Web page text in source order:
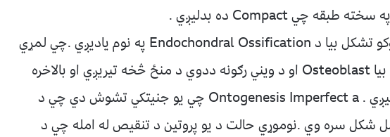
او د تني او نهاياتو هډوکو تشکل بيا د Endochondral Ossification په نوم ياديږي .چي لمړي
غضروف تشکل کوي او بيا Osteoblast او د ويني رګونه ددوي د منځ څخه تيريږي او بالاخره
غضروف په هډوکي بدليږي . Ontogenesis Imperfect a چي يو جنيتکي تشوش دي چي د
شکل سره وي .نوموړي حالت د يو پروتين د تنقيص له امله چي د